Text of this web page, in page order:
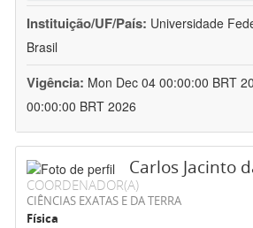
Instituição/UF/País: Universidade
Brasil
Vigência: Mon Dec 04 00:00:00 BRT
00:00:00 BRT 2026
Carlos Jacinto
COORDENADOR(A)
CIÊNCIAS EXATAS E DA TERRA
Física